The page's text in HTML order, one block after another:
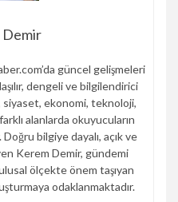
Demir
güncel gelişmeleri
dengeli ve bilgilendirici
siyaset, ekonomi, teknoloji,
alanlarda okuyucuların
bilgiye dayalı, açık ve
Kerem Demir, gündemi
ölçekte önem taşıyan
odaklanmaktadır.